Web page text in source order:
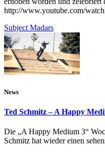
http://www.youtube.com/
Subject Madars
News
Ted Schmitz – A Happy
Die „A Happy Medium 3“
Schmitz hat wieder einen